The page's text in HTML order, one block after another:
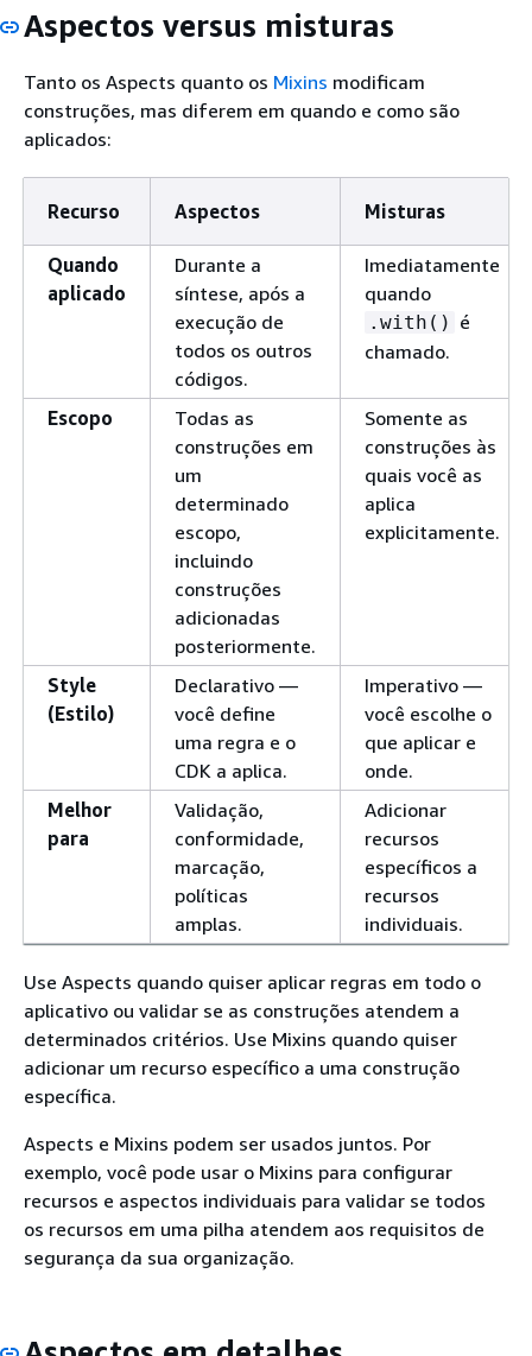
Aspectos versus misturas
Tanto os Aspects quanto os Mixins modificam
construções, mas diferem em quando e como são
aplicados:
Recurso Aspectos Misturas
Quando
aplicado
Durante a
síntese, após a
execução de
todos os outros
códigos.
Imediatamente
quando
.with() é
chamado.
Escopo
Todas as
construções em
um
determinado
escopo,
incluindo
construções
adicionadas
posteriormente.
Somente as
construções às
quais você as
aplica
explicitamente.
Style
(Estilo)
Declarativo —
você define
uma regra e o
CDK a aplica.
Imperativo —
você escolhe o
que aplicar e
onde.
Melhor
para
Validação,
conformidade,
marcação,
políticas
amplas.
Adicionar
recursos
específicos a
recursos
individuais.
Use Aspects quando quiser aplicar regras em todo o
aplicativo ou validar se as construções atendem a
determinados critérios. Use Mixins quando quiser
adicionar um recurso específico a uma construção
específica.
Aspects e Mixins podem ser usados juntos. Por
exemplo, você pode usar o Mixins para configurar
recursos e aspectos individuais para validar se todos
os recursos em uma pilha atendem aos requisitos de
segurança da sua organização.